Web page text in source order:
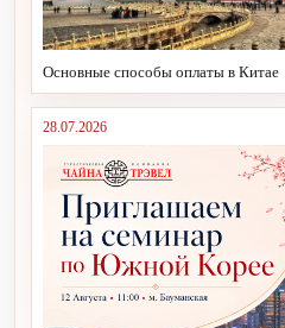
Основные способы оплаты в Китае
28.07.2026